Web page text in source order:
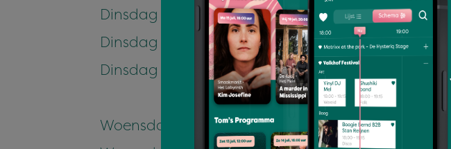
Dinsdag 15 juli 20:00-21:30 - Miss Salsabila
Dinsdag 15 juli 21:30-23:00 - DJ Didier
Dinsdag 15 juli 23:00-00:30 - DJ Wancho
Woensdag 16 juli 14:00-14:30 - DJ Wancho